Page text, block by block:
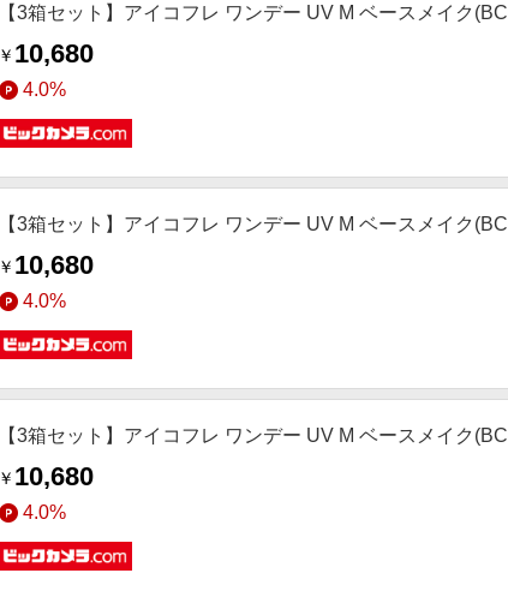
【3箱セット】アイコフレ ワンデー UV M ベースメイク
￥ 10,680
4.0%
【3箱セット】アイコフレ ワンデー UV M ベースメイク
￥ 10,680
4.0%
【3箱セット】アイコフレ ワンデー UV M ベースメイク
￥ 10,680
4.0%